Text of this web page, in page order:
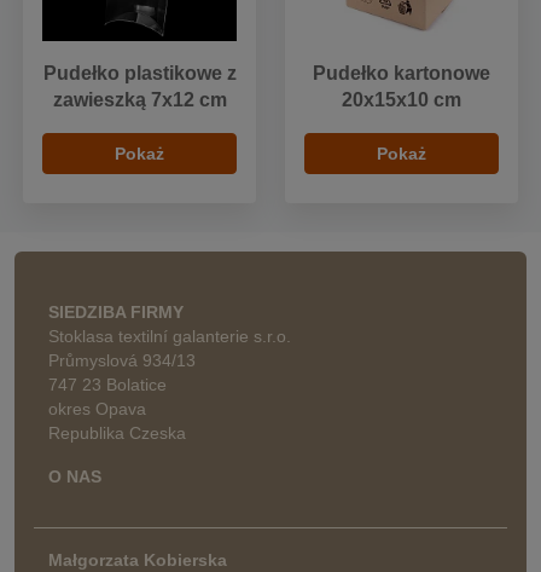
Pudełko plastikowe z
zawieszką 7x12 cm
Pokaż
Pudełko kartonowe
20x15x10 cm
Pokaż
SIEDZIBA FIRMY
Stoklasa textilní galanterie s.r.o.
Průmyslová 934/13
747 23 Bolatice
okres Opava
Republika Czeska
O NAS
Małgorzata Kobierska